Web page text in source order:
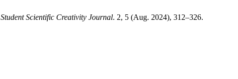
Student Scientific Creativity Journal. 2, 5 (Aug. 2024), 312–326.